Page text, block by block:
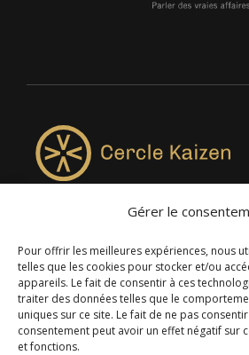
Gérer le
Pour offrir les meilleures expériences, nous
telles que les cookies pour stocker et/ou
appareils. Le fait de consentir à ces
traiter des données telles que le
uniques sur ce site. Le fait de ne pas
consentement peut avoir un effet négatif sur
et fonctions.
4957, rue Lionel-Groulx, bureau 819,
Desmaures QC G3A 0M7